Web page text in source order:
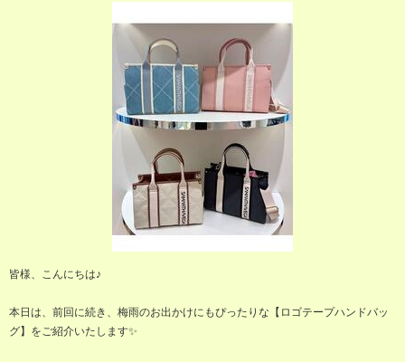
皆様、こんにちは♪
本日は、前回に続き、梅雨のお出かけにもぴったりな【ロゴテープハンドバッ
グ】をご紹介いたします✨